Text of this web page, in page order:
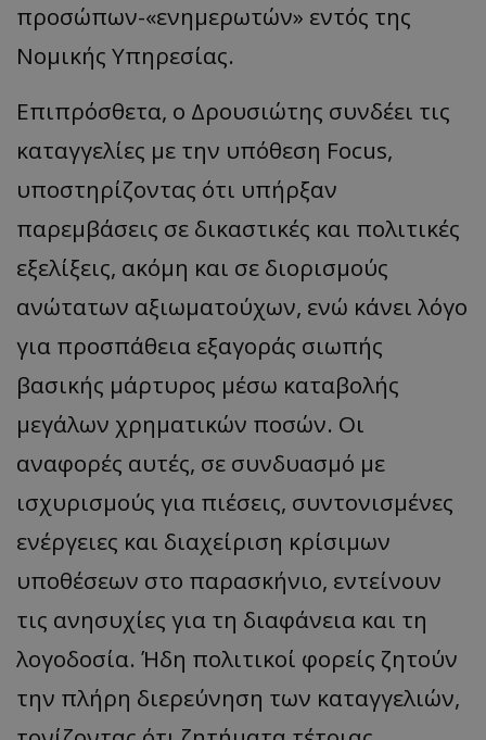
προσώπων-«ενημερωτών» εντός της
Νομικής Υπηρεσίας.
Επιπρόσθετα, ο Δρουσιώτης συνδέει τις
καταγγελίες με την υπόθεση Focus,
υποστηρίζοντας ότι υπήρξαν
παρεμβάσεις σε δικαστικές και πολιτικές
εξελίξεις, ακόμη και σε διορισμούς
ανώτατων αξιωματούχων, ενώ κάνει λόγο
για προσπάθεια εξαγοράς σιωπής
βασικής μάρτυρος μέσω καταβολής
μεγάλων χρηματικών ποσών. Οι
αναφορές αυτές, σε συνδυασμό με
ισχυρισμούς για πιέσεις, συντονισμένες
ενέργειες και διαχείριση κρίσιμων
υποθέσεων στο παρασκήνιο, εντείνουν
τις ανησυχίες για τη διαφάνεια και τη
λογοδοσία. Ήδη πολιτικοί φορείς ζητούν
την πλήρη διερεύνηση των καταγγελιών,